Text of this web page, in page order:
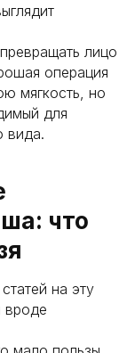
лицо
операция
мягкость, но
для
вида.
что
на эту
вроде